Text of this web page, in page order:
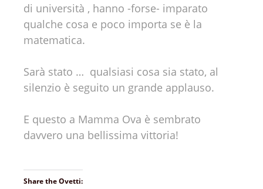
di università , hanno -forse- imparato
qualche cosa e poco importa se è la
matematica.
Sarà stato … qualsiasi cosa sia stato, al
silenzio è seguito un grande applauso.
E questo a Mamma Ova è sembrato
davvero una bellissima vittoria!
Share the Ovetti: